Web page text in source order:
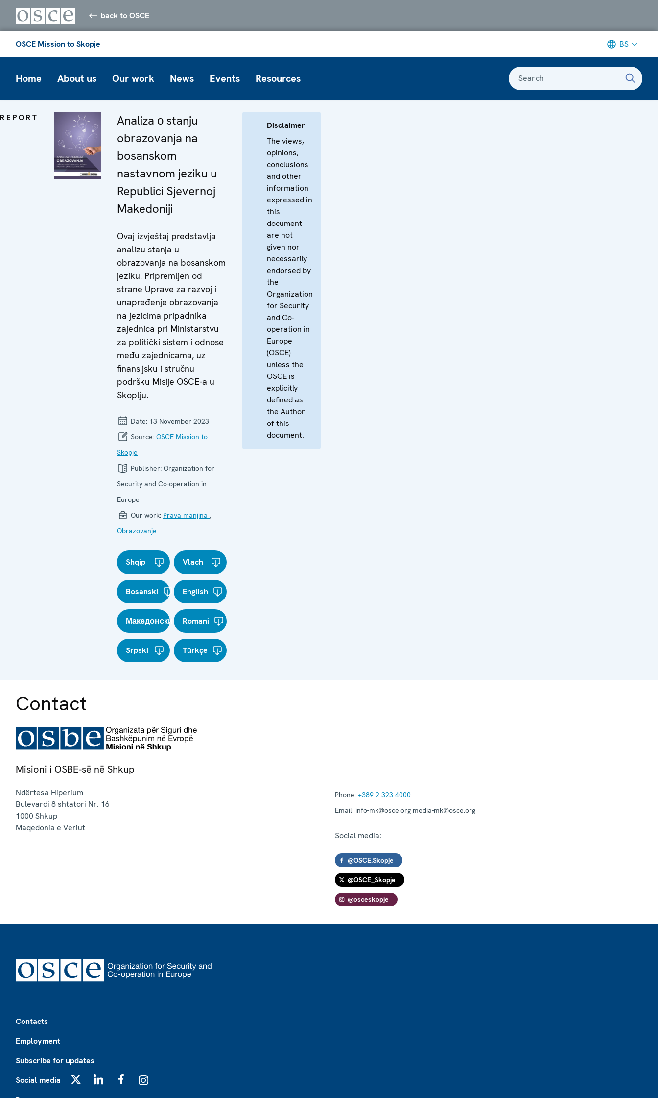
back to OSCE
OSCE Mission to Skopje BS
Home About us Our work News Events Resources Search
REPORT
Analiza о stanju
obrazovanja na
bosanskom
nastavnom jeziku u
Republici Sjevernoj
Makedoniji
Ovaj izvještaj predstavlja
analizu stanja u
obrazovanja na bosanskom
jeziku. Pripremljen od
strane Uprave za razvoj i
unapređenje obrazovanja
na jezicima pripadnika
zajednica pri Ministarstvu
za politički sistem i odnose
među zajednicama, uz
finansijsku i stručnu
podršku Misije OSCE-a u
Skoplju.
Date: 13 November 2023
Source: OSCE Mission to
Skopje
Publisher: Organization for
Security and Co-operation in
Europe
Our work: Prava manjina ,
Obrazovanje
Shqip Vlach
Bosanski English
Македонски Romani
Srpski Türkçe
Disclaimer
The views,
opinions,
conclusions
and other
information
expressed in
this
document
are not
given nor
necessarily
endorsed by
the
Organization
for Security
and Co-
operation in
Europe
(OSCE)
unless the
OSCE is
explicitly
defined as
the Author
of this
document.
Contact
Misioni i OSBE-së në Shkup
Ndërtesa Hiperium
Bulevardi 8 shtatori Nr. 16
1000 Shkup
Maqedonia e Veriut
Phone: +389 2 323 4000
Email: info-mk@osce.org media-mk@osce.org
Social media:
@OSCE.Skopje
@OSCE_Skopje
@osceskopje
Contacts
Employment
Subscribe for updates
Social media